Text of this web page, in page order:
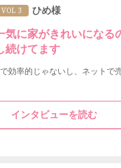
VOL 3 ひめ様
気に家がきれいになる
続けてます
効率的じゃないし、ネットで
インタビューを読む